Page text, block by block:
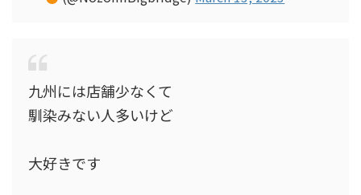
九州には店舗少なくて
馴染みない人多いけど
大好きです